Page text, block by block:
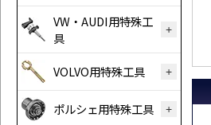
VW・AUDI用特殊工
具
VOLVO用特殊工具
ポルシェ用特殊工具